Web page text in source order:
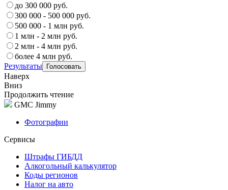
до 300 000 руб.
300 000 - 500 000 руб.
500 000 - 1 млн руб.
1 млн - 2 млн руб.
2 млн - 4 млн руб.
более 4 млн руб.
Результаты
Наверх
Вниз
Продолжить чтение
GMC Jimmy
Фотографии
Сервисы
Штрафы ГИБДД
Алкогольный калькулятор
Коды регионов
Налог на авто